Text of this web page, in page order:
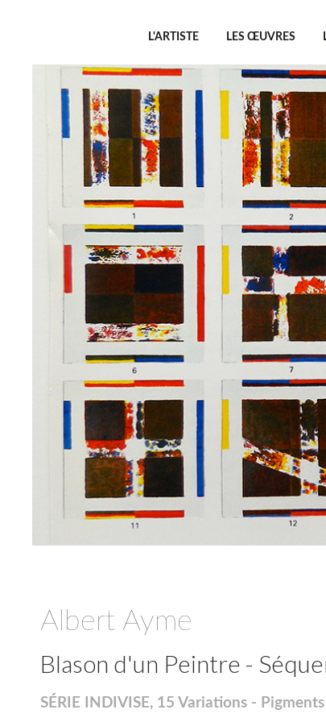
L'ARTISTE LES ŒUVRES
Albert Ayme
Blason d'un Peintre -
SÉRIE INDIVISE, 15 Variations -